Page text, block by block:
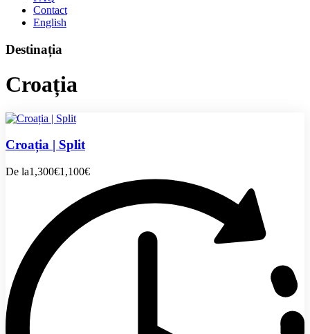
Contact
English
Destinația
Croația
Croația | Split
De la1,300€1,100€